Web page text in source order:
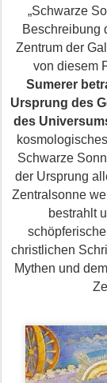
„Schwarze
Beschreibung
Zentrum der
von diesem
Sumerer
Ursprung des
des
Schwarze
der Ursprung
Zentralsonne
bestrahlt
christlichen
Mythen und